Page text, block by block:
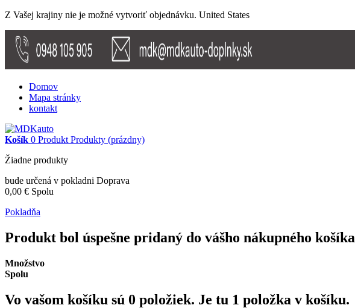
Z Vašej krajiny nie je možné vytvoriť objednávku. United States
Domov
Mapa stránky
kontakt
Košík 0 Produkt Produkty (prázdny)
Žiadne produkty
bude určená v pokladni Doprava
0,00 € Spolu
Pokladňa
Produkt bol úspešne pridaný do vášho nákupného košíka
Množstvo
Spolu
Vo vašom košíku sú 0 položiek. Je tu 1 položka v košíku.